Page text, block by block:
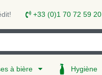
+33 (0)1 70 72 59
à bière Hygiène